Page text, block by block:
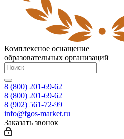
Комплексное оснащение
образовательных организаций
8 (800) 201-69-62
8 (800) 201-69-62
8 (902) 561-72-99
info@fgos-market.ru
Заказать звонок